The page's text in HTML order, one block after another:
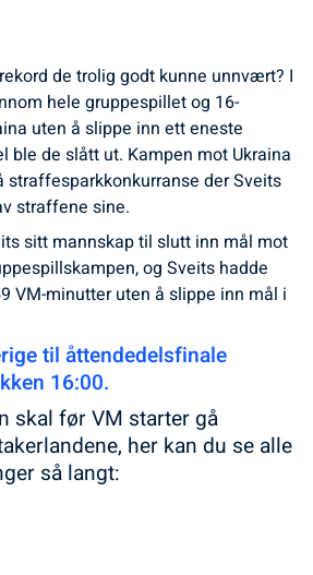
de trolig godt kunne unnvært? I
hele gruppespillet og 16-
uten å slippe inn ett eneste
ble de slått ut. Kampen mot Ukraina
straffesparkkonkurranse der Sveits
straffene sine.
sitt mannskap til slutt inn mål mot
og Sveits hadde
VM-minutter uten å slippe inn mål i
til åttendedelsfinale
16:00.
skal før VM starter gå
her kan du se alle
så langt: